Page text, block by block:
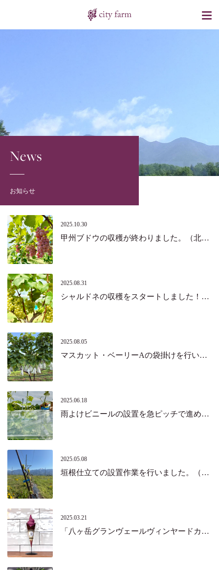
News
お知らせ
2025.10.30
甲州ブドウの収穫が終わりました。（北杜市・韮崎市）
2025.08.31
シャルドネの収穫をスタートしました！（北杜市）
2025.08.05
マスカット・ベーリーAの袋掛けを行いました。（北杜市）
2025.06.18
雨よけビニールの設置を急ピッチで進めています。（北杜市）
2025.05.08
垣根仕立ての設置作業を行いました。（北杜市）
2025.03.21
「八ヶ岳グランヴェールヴィンヤードカフェ」がオープンしました！（北杜市）